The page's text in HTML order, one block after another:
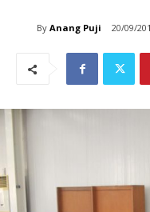
By Anang Puji 20/09/